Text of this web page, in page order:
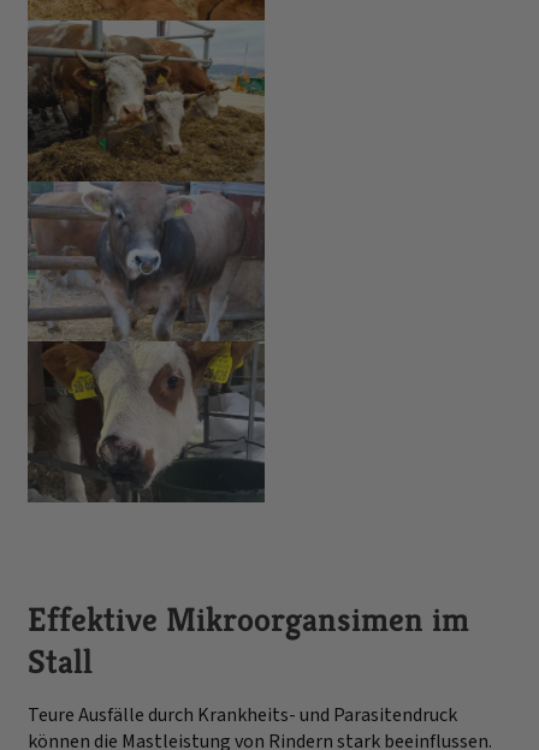
Effektive Mikroorgansimen im
Stall
Teure Ausfälle durch Krankheits- und Parasitendruck
können die Mastleistung von Rindern stark beeinflussen.